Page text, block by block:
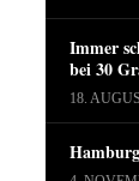
Immer
bei 30
18.